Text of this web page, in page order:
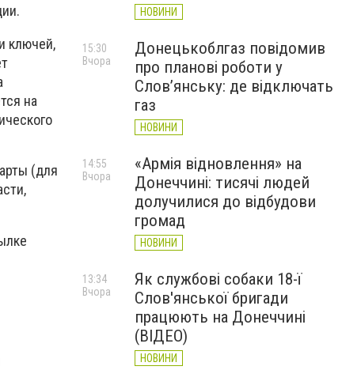
ключей,
на
(для
НОВИНИ
Донецькоблгаз повідомив
про планові роботи у
Слов’янську: де відключать
газ
НОВИНИ
15:30
Вчора
«Армія відновлення» на
Донеччині: тисячі людей
долучилися до відбудови
громад
НОВИНИ
14:55
Вчора
Як службові собаки 18-ї
Слов'янської бригади
працюють на Донеччині
(ВІДЕО)
НОВИНИ
13:34
Вчора